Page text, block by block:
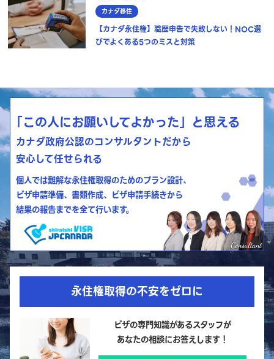
カナダ移住
【カナダ永住権】職歴申告で失敗しない！NOC選
びでよくある5つのミスと対策
「この人にお願いしてよかった」と思える
カナダ政府公認のコンサルタントだから
安心して任せられる
個人では難解な永住権取得のためのプラン設計、
ビザ申請準備、書類作成、ビザ申請手続きから
結果の報告までを全て行います。
永住権取得の不安をゼロに
ビザの専門知識があるスタッフが
あなたの相談にお答えします！